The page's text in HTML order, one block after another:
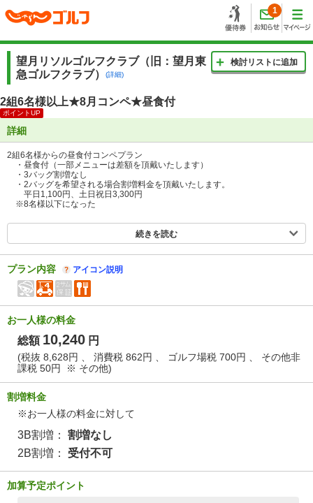
1
望月リソルゴルフクラブ（旧：望月東
急ゴルフクラブ）
(詳細)
検討リストに追加
2組6名様以上★8月コンペ★昼食付
ポイントUP
詳細
2組6名様からの昼食付コンペプラン
・昼食付（一部メニューは差額を頂戴いたします）
・3バッグ割増なし
・2バッグを希望される場合割増料金を頂戴いたします。
平日1,100円、土日祝日3,300円
※8名様以下になった
続きを読む
プラン内容 アイコン説明
お一人様の料金
総額 10,240 円
(税抜 8,628円 、 消費税 862円 、 ゴルフ場税 700円 、 その他非
課税 50円 ※ その他)
割増料金
※お一人様の料金に対して
3B割増：
割増なし
2B割増：
受付不可
加算予定ポイント